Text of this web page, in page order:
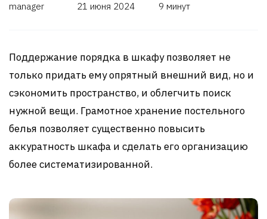
manager 21 июня 2024 9 минут
Поддержание порядка в шкафу позволяет не
только придать ему опрятный внешний вид, но и
сэкономить пространство, и облегчить поиск
нужной вещи. Грамотное хранение постельного
белья позволяет существенно повысить
аккуратность шкафа и сделать его организацию
более систематизированной.